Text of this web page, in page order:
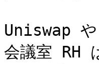
Uniswap や
会議室 RH